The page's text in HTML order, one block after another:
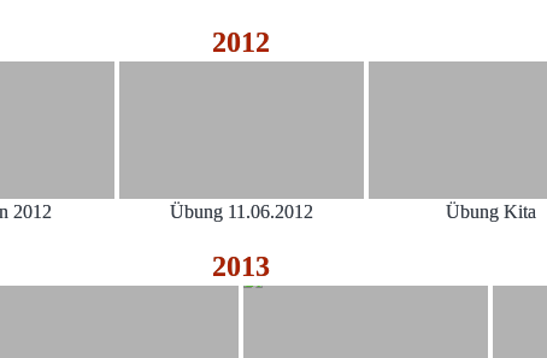
2012
2012 Übung 11.06.2012 Übung Kita
2013